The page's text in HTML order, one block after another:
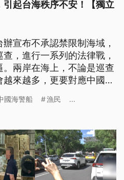
起台海秩序不安！【獨立
宣布不承認禁限制海域，
，進行一系列的法律戰，
兩岸在海上，不論是巡查
來越多，更要對應中國噸
國海警船 漁民 ...